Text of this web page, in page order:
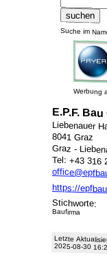
Suche im
Werbung
E.P.F.
Liebenauer
8041 Graz
Graz -
Tel: +43 316
https://
Stichworte:
Baufirma
Letzte
2025-08-30